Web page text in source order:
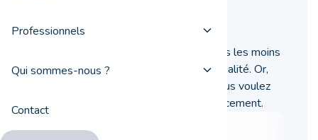
Professionnels
Qui sommes-nous ?
Contact
Il peut être tentant d’acheter les pellets les moins
chers, sans vérifier leur origine ni leur qualité. Or,
ces critères sont aussi importants si vous voulez
vous chauffer écologiquement et efficacement.